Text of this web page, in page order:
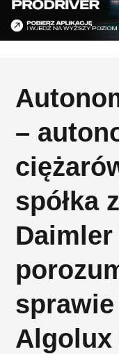
–
spółka
Algolux